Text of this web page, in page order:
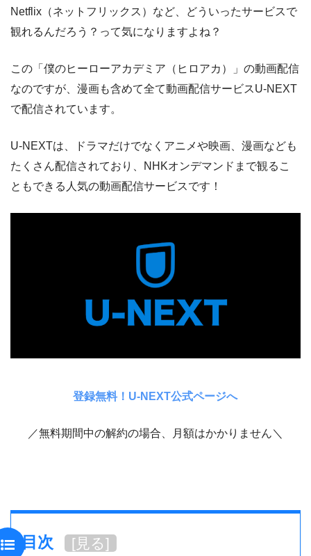
Netflix（ネットフリックス）など、どういったサービスで
観れるんだろう？って気になりますよね？
この「僕のヒーローアカデミア（ヒロアカ）」の動画配信
なのですが、漫画も含めて全て動画配信サービスU-NEXT
で配信されています。
U-NEXTは、ドラマだけでなくアニメや映画、漫画なども
たくさん配信されており、NHKオンデマンドまで観るこ
ともできる人気の動画配信サービスです！
登録無料！U-NEXT公式ページへ
／無料期間中の解約の場合、月額はかかりません＼
目次 [見る]